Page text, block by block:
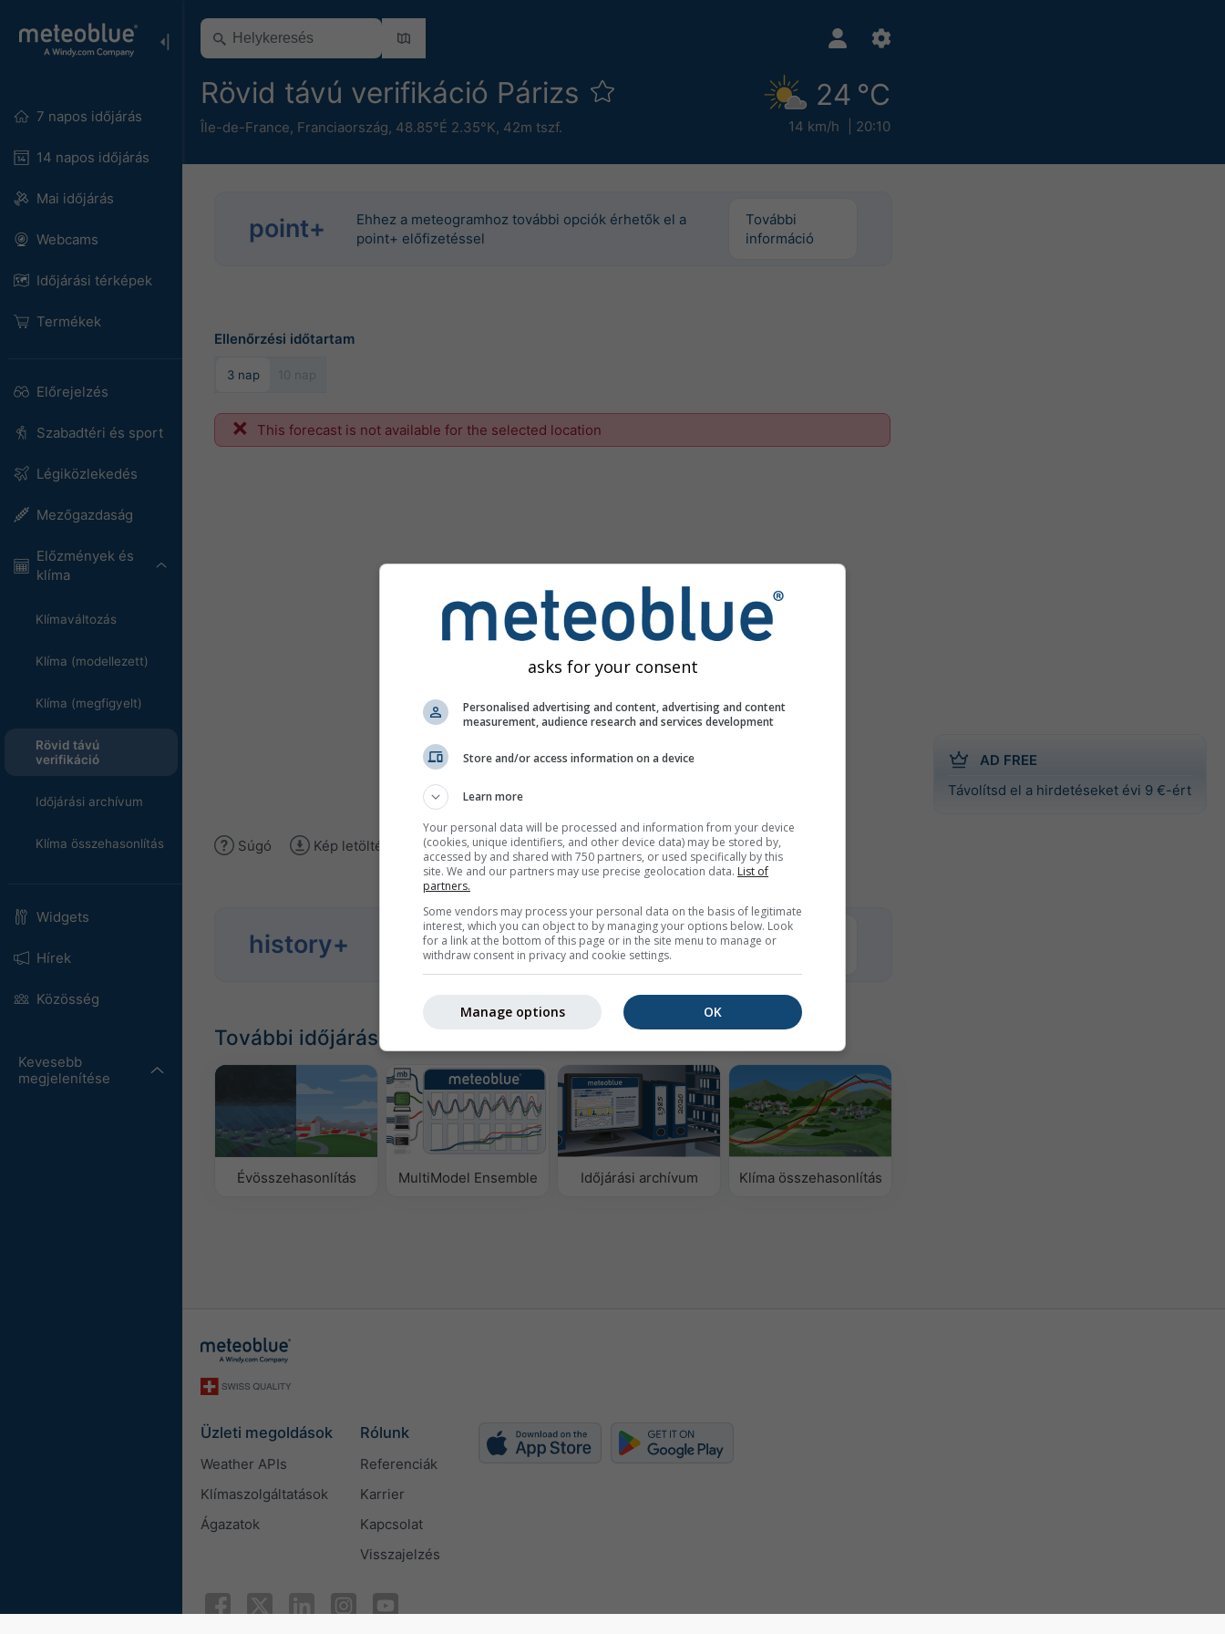
7 napos időjárás
14 napos időjárás
Mai időjárás
Webcams
Időjárási térképek
Termékek
Előrejelzés
Szabadtéri és sport
Légiközlekedés
Mezőgazdaság
Előzmények és
klíma
Klímaváltozás
Klíma (modellezett)
Klíma (megfigyelt)
Rövid távú
verifikáció
Időjárási archívum
Klíma összehasonlítás
Widgets
Hírek
Közösség
Kevesebb
megjelenítése
Rövid távú verifikáció Párizs
Île-de-France, Franciaország, 48.85°É 2.35°K, 42m tszf.
24 °C
14 km/h 20:10
AD FREE
Távolítsd el a hirdetéseket évi 9 €-ért
point+
Ehhez a meteogramhoz további opciók érhetők el a
point+ előfizetéssel
További
információ
Ellenőrzési időtartam
3 nap 10 nap
This forecast is not available for the selected location
Súgó Kép letöltése
history+
Elemezze a 1940 óta rendelkezésre álló történeti
időjárási adatokat
Try it for
További időjárási adatok
Évösszehasonlítás MultiModel Ensemble Időjárási archívum Klíma összehasonlítás
Üzleti megoldások
Weather APIs
Klímaszolgáltatások
Ágazatok
Rólunk
Referenciák
Karrier
Kapcsolat
Visszajelzés
asks for your consent
Personalised advertising and content, advertising and content
measurement, audience research and services development
Store and/or access information on a device
Learn more
Your personal data will be processed and information from your device
(cookies, unique identifiers, and other device data) may be stored by,
accessed by and shared with 750 partners, or used specifically by this
site. We and our partners may use precise geolocation data. List of
partners.
Some vendors may process your personal data on the basis of legitimate
interest, which you can object to by managing your options below. Look
for a link at the bottom of this page or in the site menu to manage or
withdraw consent in privacy and cookie settings.
OK
Manage options